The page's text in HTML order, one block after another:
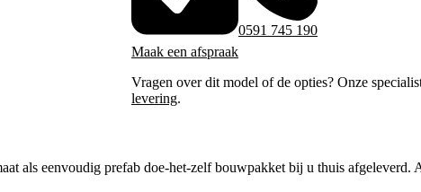
Maak een afspraak
0591 745 190
Vragen over dit model of de opties? Onze
levering.
als eenvoudig prefab doe-het-zelf bouwpakket bij u thuis afgeleverd.